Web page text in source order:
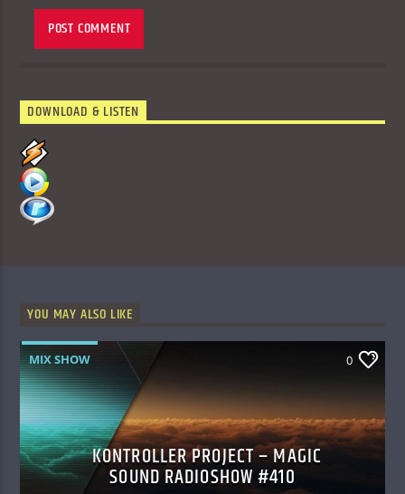
DOWNLOAD & LISTEN
YOU MAY ALSO LIKE
MIX SHOW 0
KONTROLLER PROJECT – MAGIC
SOUND RADIOSHOW #410